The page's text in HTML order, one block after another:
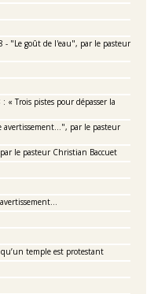
"Le goût de l'eau", par le pasteur
Trois pistes pour dépasser la
par le pasteur
le pasteur Christian Baccuet
temple est protestant